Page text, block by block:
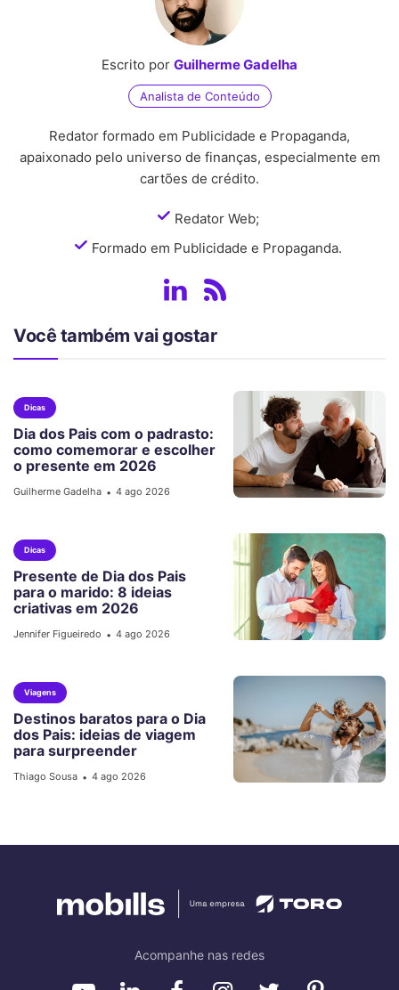
Escrito por Guilherme Gadelha
Analista de Conteúdo
Redator formado em Publicidade e Propaganda,
apaixonado pelo universo de finanças, especialmente em
cartões de crédito.
Redator Web;
Formado em Publicidade e Propaganda.
Você também vai gostar
Dicas
Dia dos Pais com o padrasto:
como comemorar e escolher
o presente em 2026
Guilherme Gadelha • 4 ago 2026
Dicas
Presente de Dia dos Pais
para o marido: 8 ideias
criativas em 2026
Jennifer Figueiredo • 4 ago 2026
Viagens
Destinos baratos para o Dia
dos Pais: ideias de viagem
para surpreender
Thiago Sousa • 4 ago 2026
Acompanhe nas redes